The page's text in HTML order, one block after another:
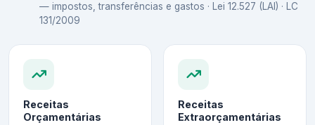
— impostos, transferências e gastos · Lei 12.527 (LAI) · LC
131/2009
Receitas
Orçamentárias
Receitas
Extraorçamentárias